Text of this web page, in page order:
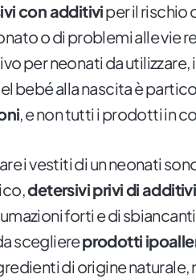
con additiviper il rischio
o di problemi alle vie
per neonati da
bebé alla nascita è
, e non tutti i prodotti in
i vestiti di un neonati
detersivi privi di
forti e di
scegliereprodotti
di origine